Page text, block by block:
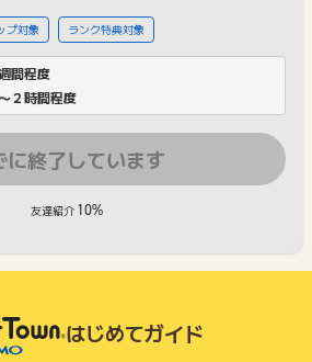
プ対象 ランク特典対象
間程度
２時間程度
に終了しています
友達紹介 10%
はじめてガイド